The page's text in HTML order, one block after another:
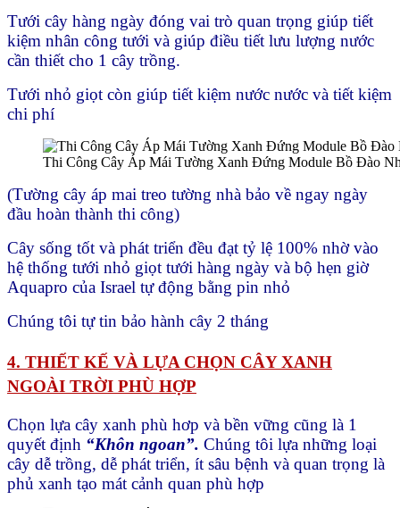
Tưới cây hàng ngày đóng vai trò quan trọng giúp tiết
kiệm nhân công tưới và giúp điều tiết lưu lượng nước
cần thiết cho 1 cây trồng.
Tưới nhỏ giọt còn giúp tiết kiệm nước nước và tiết kiệm
chi phí
Thi Công Cây Áp Mái Tường Xanh Đứng Module Bồ Đào
(Tường cây áp mai treo tường nhà bảo về ngay ngày
đầu hoàn thành thi công)
Cây sống tốt và phát triển đều đạt tỷ lệ 100% nhờ vào
hệ thống tưới nhỏ giọt tưới hàng ngày và bộ hẹn giờ
Aquapro của Israel tự động bằng pin nhỏ
Chúng tôi tự tin bảo hành cây 2 tháng
4. THIẾT KẾ VÀ LỰA CHỌN CÂY XANH
NGOÀI TRỜI PHÙ HỢP
Chọn lựa cây xanh phù hơp và bền vững cũng là 1
quyết định “Khôn ngoan”. Chúng tôi lựa những loại
cây dễ trồng, dễ phát triển, ít sâu bệnh và quan trọng là
phủ xanh tạo mát cảnh quan phù hợp